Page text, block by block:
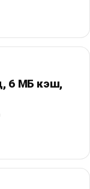
6 МБ кэш,